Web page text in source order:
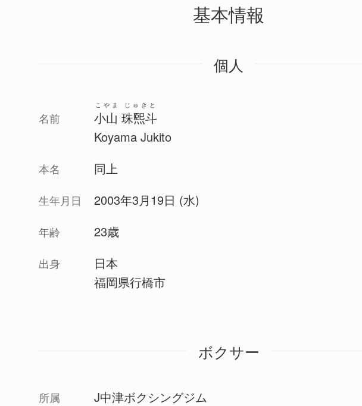
基本情報
個人
名前 小山 珠煕斗
こやま じゅきと
Koyama Jukito
本名 同上
生年月日 2003年3月19日 (水)
年齢 23歳
出身
日本
福岡県行橋市
ボクサー
所属 J中津ボクシングジム